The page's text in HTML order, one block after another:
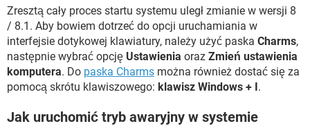
Zresztą cały proces startu systemu uległ zmianie w wersji 8
/ 8.1. Aby bowiem dotrzeć do opcji uruchamiania w
interfejsie dotykowej klawiatury, należy użyć paska Charms,
następnie wybrać opcję Ustawienia oraz Zmień ustawienia
komputera. Do paska Charms można również dostać się za
pomocą skrótu klawiszowego: klawisz Windows + I .
Jak uruchomić tryb awaryjny w systemie